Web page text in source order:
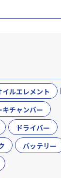
イルエレメント
キチャンバー
ドライバー
バッテリー